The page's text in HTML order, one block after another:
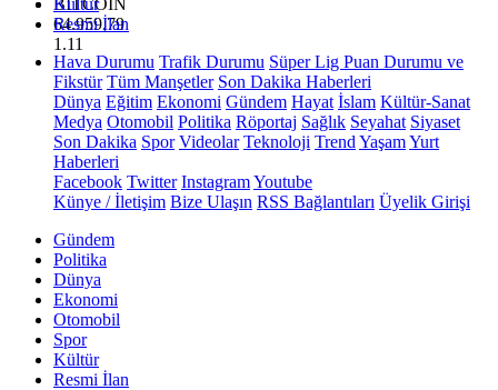
BITCOIN
64.959,79
1.11
Kültür
Resmi İlan
Hava Durumu Trafik Durumu Süper Lig Puan Durumu ve
Fikstür Tüm Manşetler Son Dakika Haberleri
Dünya Eğitim Ekonomi Gündem Hayat İslam Kültür-Sanat
Medya Otomobil Politika Röportaj Sağlık Seyahat Siyaset
Son Dakika Spor Videolar Teknoloji Trend YaşamYurt
Haberleri
Facebook Twitter InstagramYoutube
Künye / İletişim Bize Ulaşın RSS Bağlantıları Üyelik Girişi
Gündem
Politika
Dünya
Ekonomi
Otomobil
Spor
Kültür
Resmi İlan